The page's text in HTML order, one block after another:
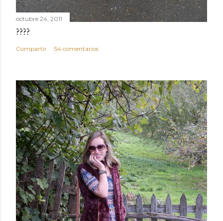
octubre 24, 2011
????
Compartir 54 comentarios